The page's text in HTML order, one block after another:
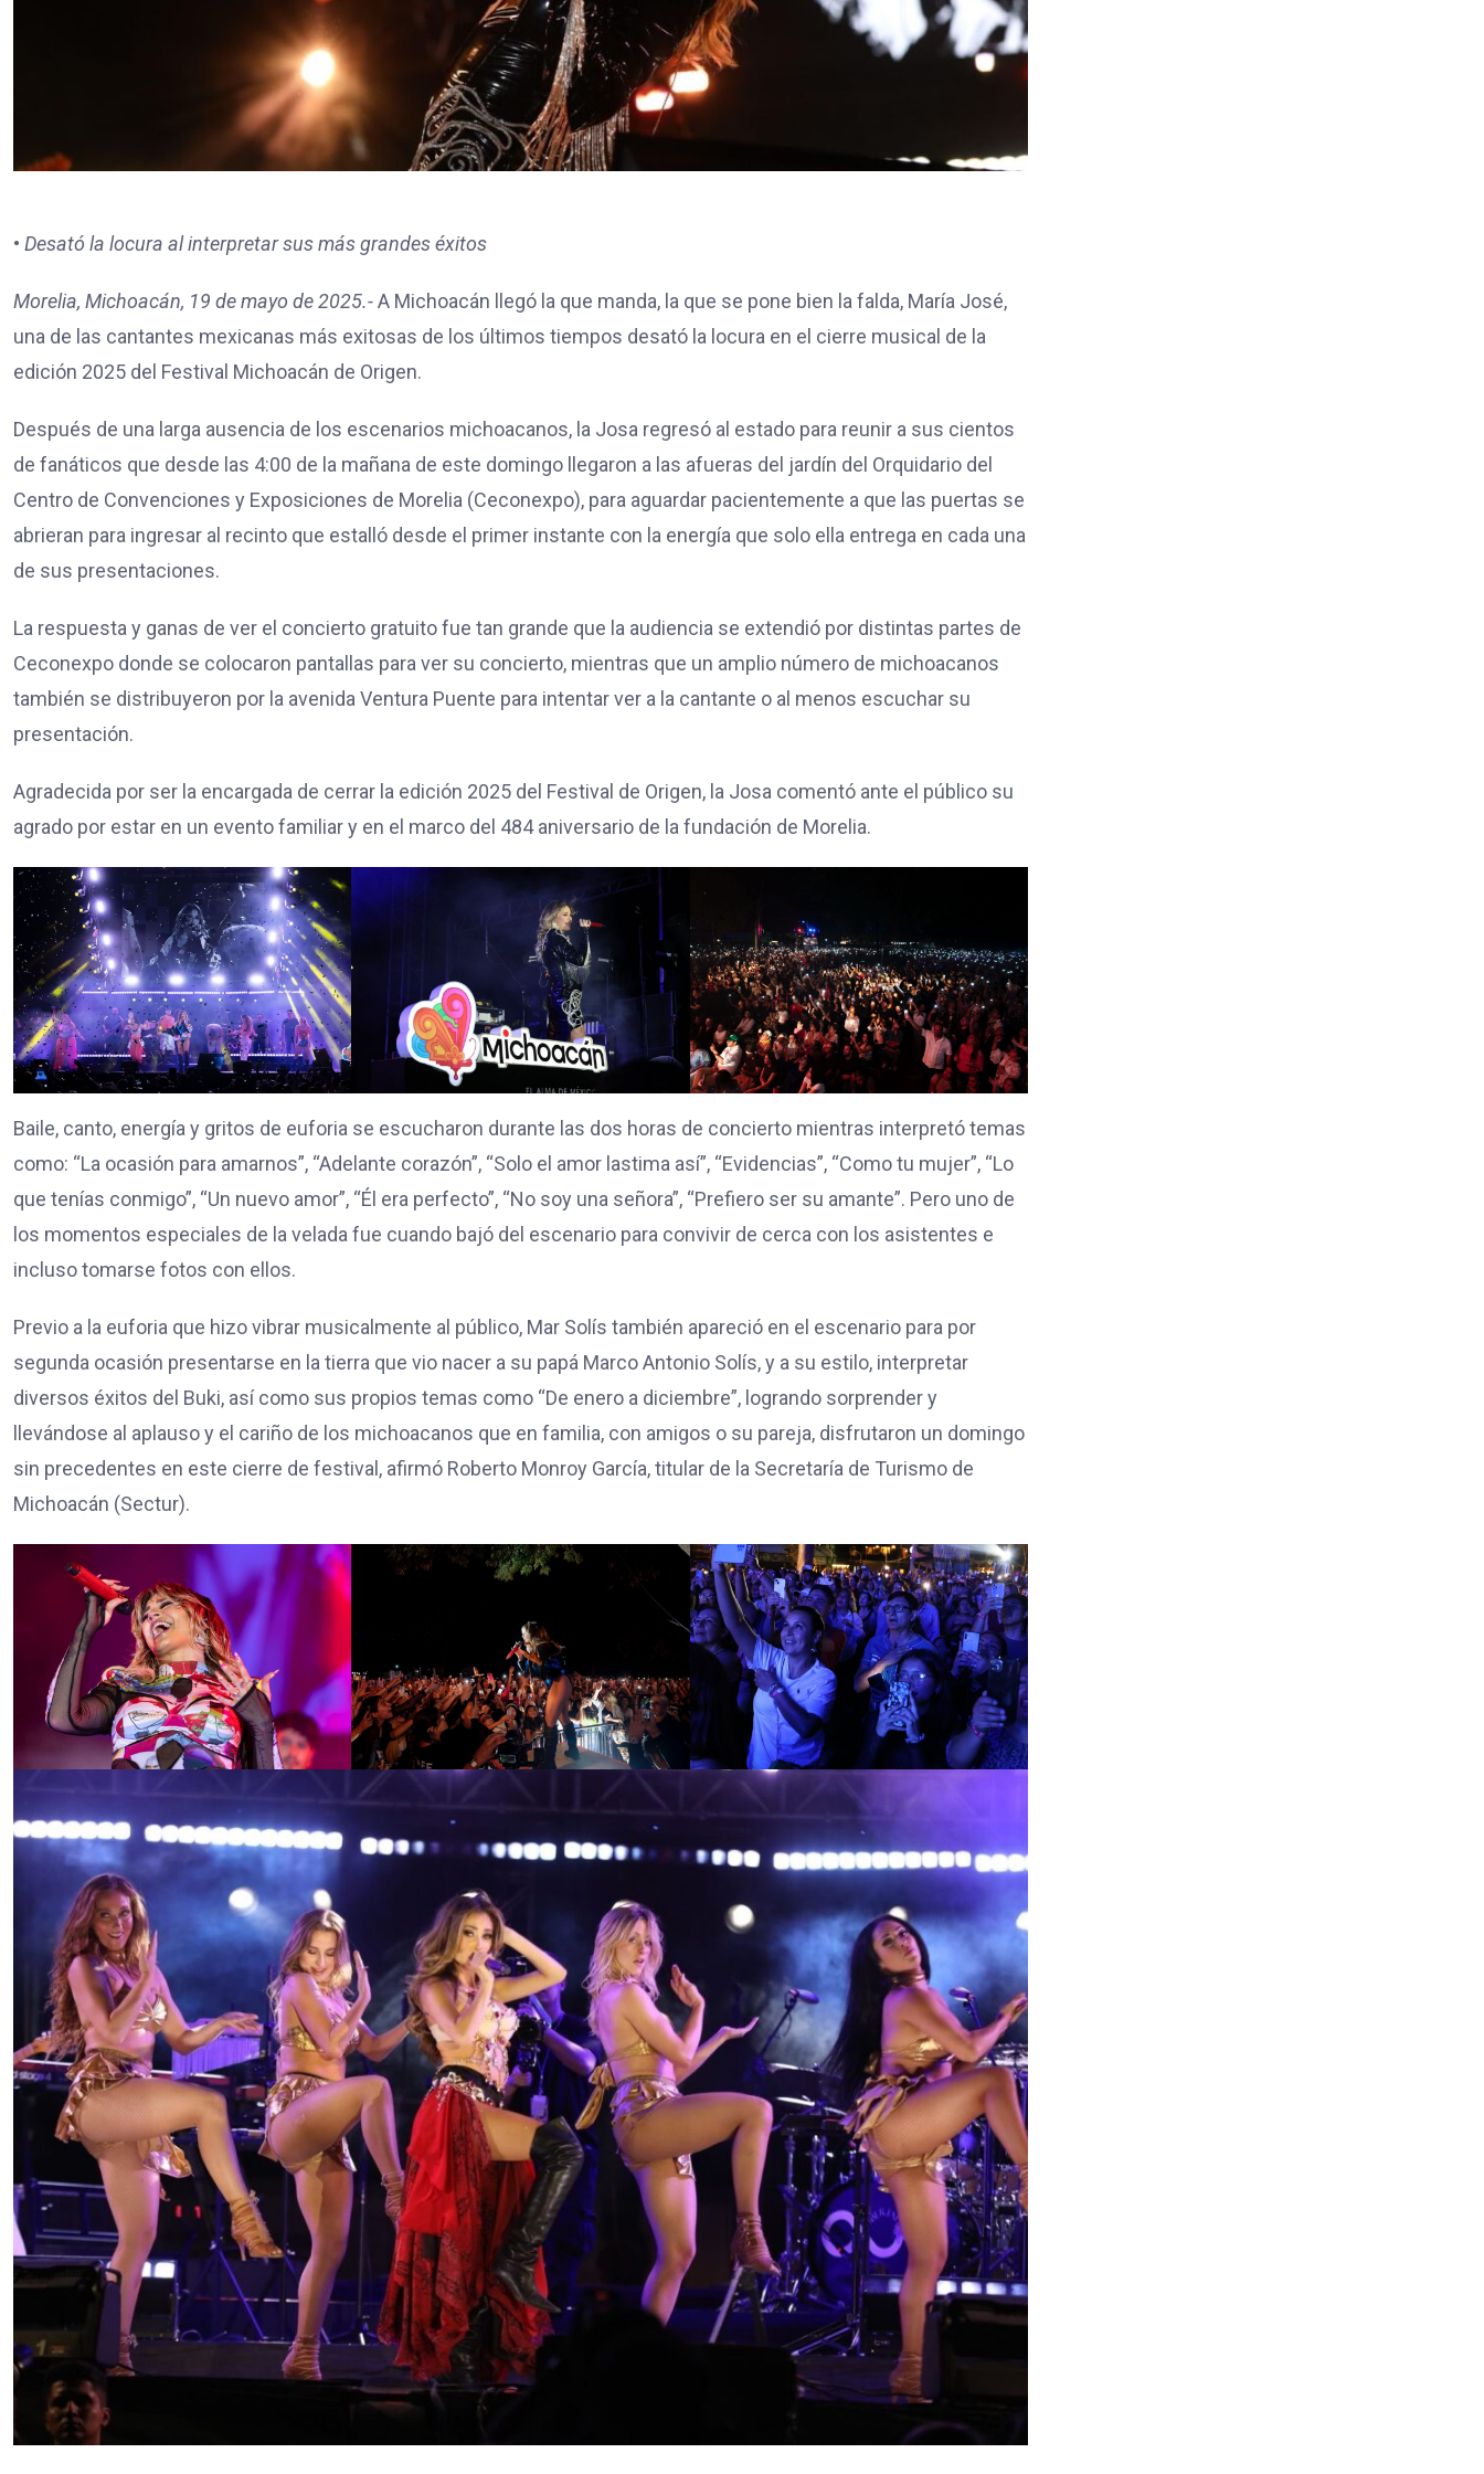
• Desató la locura al interpretar sus más grandes éxitos
Morelia, Michoacán, 19 de mayo de 2025.-A Michoacán llegó la que manda, la que se pone bien la falda, María José,
una de las cantantes mexicanas más exitosas de los últimos tiempos desató la locura en el cierre musical de la
edición 2025 del Festival Michoacán de Origen.
Después de una larga ausencia de los escenarios michoacanos, la Josa regresó al estado para reunir a sus cientos
de fanáticos que desde las 4:00 de la mañana de este domingo llegaron a las afueras del jardín del Orquidario del
Centro de Convenciones y Exposiciones de Morelia (Ceconexpo), para aguardar pacientemente a que las puertas se
abrieran para ingresar al recinto que estalló desde el primer instante con la energía que solo ella entrega en cada una
de sus presentaciones.
La respuesta y ganas de ver el concierto gratuito fue tan grande que la audiencia se extendió por distintas partes de
Ceconexpo donde se colocaron pantallas para ver su concierto, mientras que un amplio número de michoacanos
también se distribuyeron por la avenida Ventura Puente para intentar ver a la cantante o al menos escuchar su
presentación.
Agradecida por ser la encargada de cerrar la edición 2025 del Festival de Origen, la Josa comentó ante el público su
agrado por estar en un evento familiar y en el marco del 484 aniversario de la fundación de Morelia.
Baile, canto, energía y gritos de euforia se escucharon durante las dos horas de concierto mientras interpretó temas
como: “La ocasión para amarnos”, “Adelante corazón”, “Solo el amor lastima así”, “Evidencias”, “Como tu mujer”, “Lo
que tenías conmigo”, “Un nuevo amor”, “Él era perfecto”, “No soy una señora”, “Prefiero ser su amante”. Pero uno de
los momentos especiales de la velada fue cuando bajó del escenario para convivir de cerca con los asistentes e
incluso tomarse fotos con ellos.
Previo a la euforia que hizo vibrar musicalmente al público, Mar Solís también apareció en el escenario para por
segunda ocasión presentarse en la tierra que vio nacer a su papá Marco Antonio Solís, y a su estilo, interpretar
diversos éxitos del Buki, así como sus propios temas como “De enero a diciembre”, logrando sorprender y
llevándose al aplauso y el cariño de los michoacanos que en familia, con amigos o su pareja, disfrutaron un domingo
sin precedentes en este cierre de festival, afirmó Roberto Monroy García, titular de la Secretaría de Turismo de
Michoacán (Sectur).